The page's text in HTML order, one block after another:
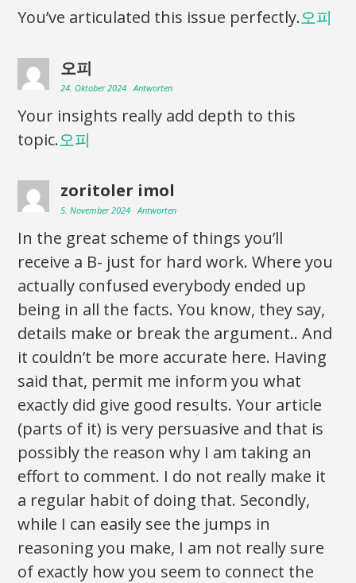
You’ve articulated this issue perfectly.오피
오피
24. Oktober 2024 Antworten
Your insights really add depth to this
topic.오피
zoritoler imol
5. November 2024 Antworten
In the great scheme of things you’ll
receive a B- just for hard work. Where you
actually confused everybody ended up
being in all the facts. You know, they say,
details make or break the argument.. And
it couldn’t be more accurate here. Having
said that, permit me inform you what
exactly did give good results. Your article
(parts of it) is very persuasive and that is
possibly the reason why I am taking an
effort to comment. I do not really make it
a regular habit of doing that. Secondly,
while I can easily see the jumps in
reasoning you make, I am not really sure
of exactly how you seem to connect the